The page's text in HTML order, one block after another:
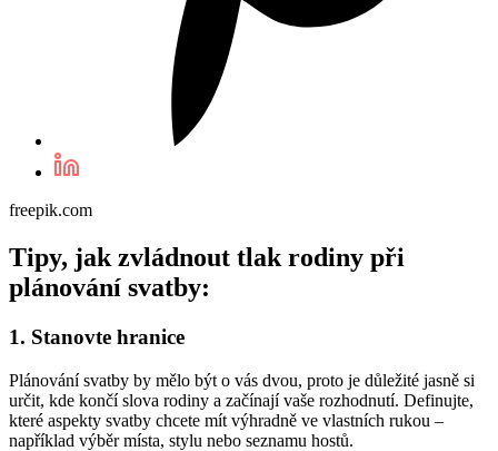
freepik.com
Tipy, jak zvládnout tlak rodiny při
plánování svatby:
1. Stanovte hranice
Plánování svatby by mělo být o vás dvou, proto je důležité jasně si
určit, kde končí slova rodiny a začínají vaše rozhodnutí. Definujte,
které aspekty svatby chcete mít výhradně ve vlastních rukou –
například výběr místa, stylu nebo seznamu hostů.